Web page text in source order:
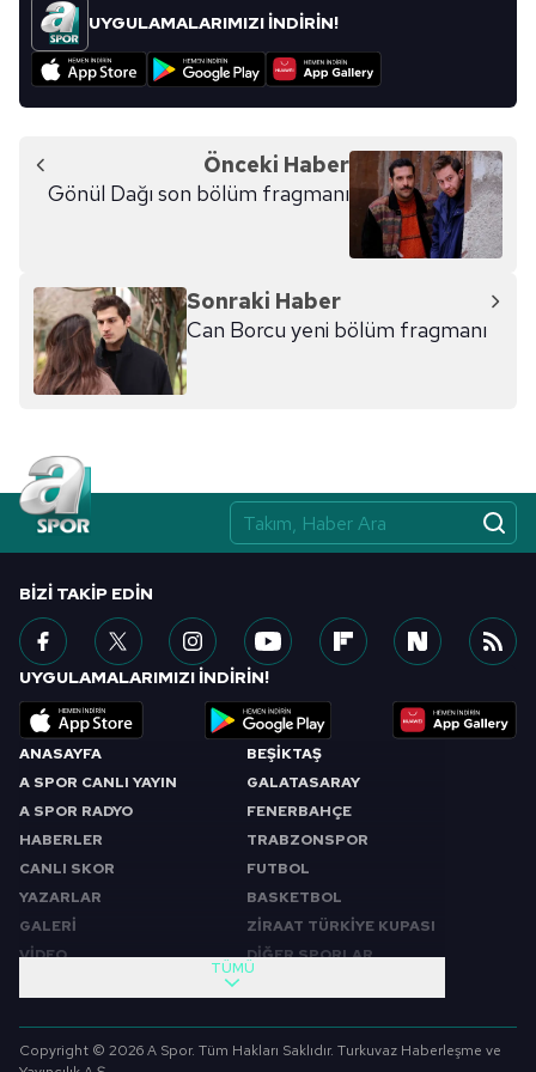
kullanılmaktadır. Bu çerezler vasıtasıyla çeşitli kişisel
verileriniz işlenmekte olup gerekli olan çerezler bilgi
toplumu hizmetlerinin sunulması amacıyla
reklam/pazarlama faaliyetlerinin yapılması, amaçlarıyla
sınırlı olarak açık rızanız dahilinde kullanılacaktır.
Çerezlere ilişkin tercihlerinizi aşağıda yer alan panel
için Ayarlar butonuna tıklayabilir,Çerez Bilgilendirme
Metnimiziziyaret edebilirsiniz.
6698 sayılı Kişisel Verilerin Korunması Kanunu uyarınca
almak için lütfen
UYGULAMALARIMIZI İNDİRİN!
Önceki Haber
Gönül Dağı son bölüm fragmanı
Sonraki Haber
Can Borcu yeni bölüm fragmanı
ANASAYFA
A SPOR CANLI YAYIN
A SPOR RADYO
HABERLER
CANLI SKOR
YAZARLAR
GALERİ
VİDEO
BEŞİKTAŞ
GALATASARAY
FENERBAHÇE
TRABZONSPOR
FUTBOL
BASKETBOL
ZİRAAT TÜRKİYE KUPASI
DİĞER SPORLAR
SABAH SPORU
FUTBOL
TÜMÜ
BIZI TAKIP EDIN
UYGULAMALARIMIZI İNDİRİN!
Copyright © 2026 A Spor. Tüm Hakları Saklıdır. Turkuvaz Haberleşme ve